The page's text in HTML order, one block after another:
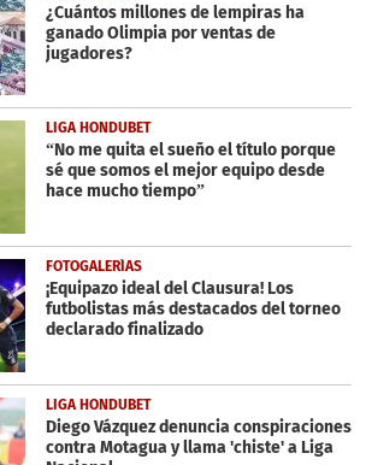
¿Cuántos millones de lempiras ha
ganado Olimpia por ventas de
jugadores?
LIGA HONDUBET
“No me quita el sueño el título porque
sé que somos el mejor equipo desde
hace mucho tiempo”
FOTOGALERÍAS
¡Equipazo ideal del Clausura! Los
futbolistas más destacados del torneo
declarado finalizado
LIGA HONDUBET
Diego Vázquez denuncia conspiraciones
contra Motagua y llama 'chiste' a Liga